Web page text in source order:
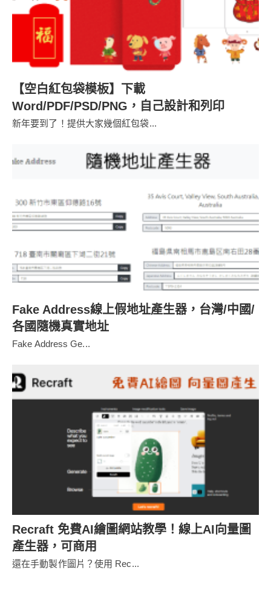
【空白紅包袋模板】下載
Word/PDF/PSD/PNG，自己設計和列印
新年要到了！提供大家幾個紅包袋...
Fake Address線上假地址產生器，台灣/中國/
各國隨機真實地址
Fake Address Ge...
Recraft 免費AI繪圖網站教學！線上AI向量圖
產生器，可商用
還在手動製作圖片？使用 Rec...